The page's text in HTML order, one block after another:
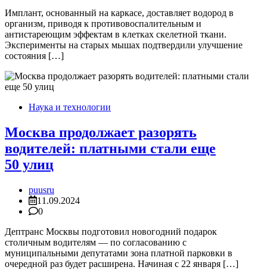
Имплант, основанный на каркасе, доставляет водород в
организм, приводя к противовоспалительным и
антистареющим эффектам в клетках скелетной ткани.
Эксперименты на старых мышах подтвердили улучшение
состояния […]
Наука и технологии
Москва продолжает разорять
водителей: платными стали еще
50 улиц
puusru
11.09.2024
0
Дептранс Москвы подготовил новогодний подарок
столичным водителям — по согласованию с
муниципальными депутатами зона платной парковки в
очередной раз будет расширена. Начиная с 22 января […]